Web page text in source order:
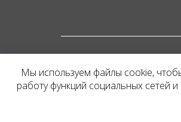
Мы используем файлы cookie,
работу функций социальных сетей